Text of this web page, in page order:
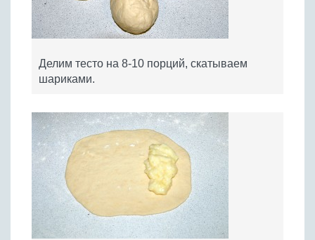
Делим тесто на 8-10 порций, скатываем
шариками.